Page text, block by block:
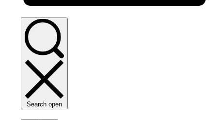
Search open